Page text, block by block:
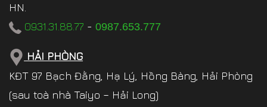
HN.
0931.31.88.77 - 0987.653.777
HẢI PHÒNG
KĐT 97 Bạch Đằng, Hạ Lý, Hồng Bàng, Hải Phòng
(sau toà nhà Taiyo – Hải Long)